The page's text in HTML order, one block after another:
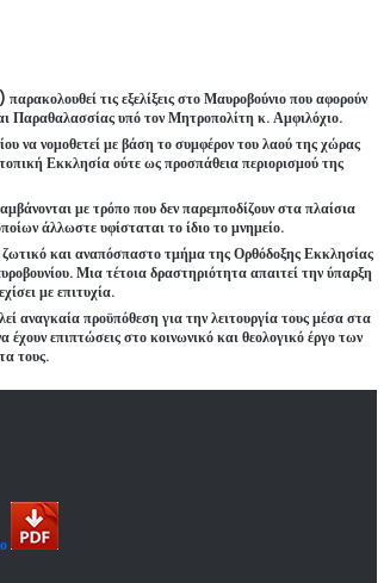
τις εξελίξεις στο Μαυροβούνιο που αφορούν
Παραθαλασσίας υπό τον Μητροπολίτη κ. Αμφιλόχιο.
να νομοθετεί με βάση το συμφέρον του λαού της χώρας
Εκκλησία ούτε ως προσπάθεια περιορισμού της
με τρόπο που δεν παρεμποδίζουν στα πλαίσια
άλλωστε υφίσταται το ίδιο το μνημείο.
και αναπόσπαστο τμήμα της Ορθόδοξης Εκκλησίας
Μια τέτοια δραστηριότητα απαιτεί την ύπαρξη
με επιτυχία.
αναγκαία προϋπόθεση για την λειτουργία τους μέσα στα
έχουν επιπτώσεις στο κοινωνικό και θεολογικό έργο των
τους.